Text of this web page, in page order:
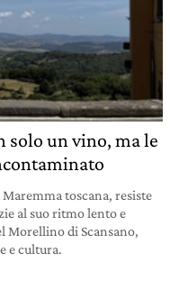
solo un vino, ma le
toscana, resiste
al suo ritmo lento e
Morellino di Scansano,
e cultura.